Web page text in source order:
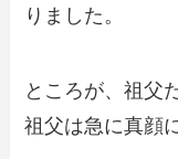
りました。
ところが、祖父
祖父は急に真顔